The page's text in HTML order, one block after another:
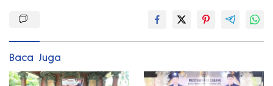
Baca Juga